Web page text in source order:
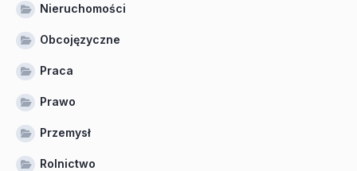
Nieruchomości
Obcojęzyczne
Praca
Prawo
Przemysł
Rolnictwo